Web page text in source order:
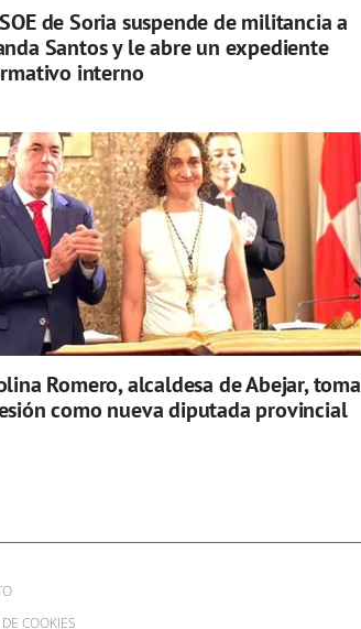
de Soria suspende de militancia a
Santos y le abre un expediente
interno
Romero, alcaldesa de Abejar, toma
como nueva diputada provincial
COOKIES